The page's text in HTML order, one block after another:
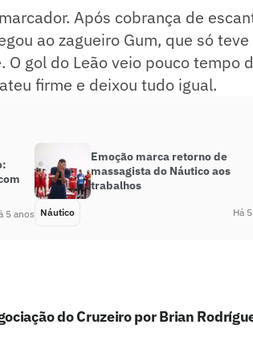
Após cobrança de
ao zagueiro Gum, que só
gol do Leão veio pouco tempo
firme e deixou tudo igual.
5 anos
Emoção marca retorno de
massagista do Náutico aos
trabalhos
Náutico Há
do Cruzeiro por Brian